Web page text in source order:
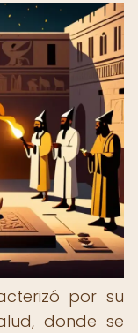
por su
donde se